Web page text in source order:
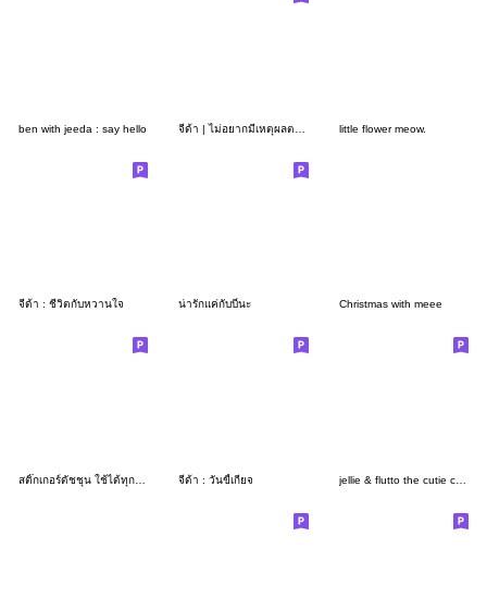
ben with jeeda : say hello little flower meow.
จีด้า : ชีวิตกับหวานใจ น่ารักแค่กับบี๋นะ Christmas with meee
จีด้า : วันขี้เกียจ jellie & flutto the cutie couple <3